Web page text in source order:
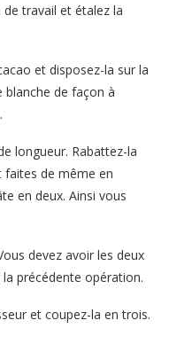
travail et étalez la
et disposez-la sur la
blanche de façon à
longueur. Rabattez-la
de même en
en deux. Ainsi vous
devez avoir les deux
précédente opération.
et coupez-la en trois.